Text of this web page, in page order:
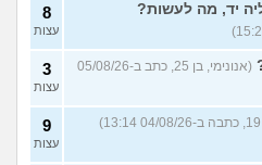
חדשות במדור
יד, מה לעשות? 8
עצות
(אנונימי, בן 25, כתב ב-05/08/26
3
עצות
9
עצות